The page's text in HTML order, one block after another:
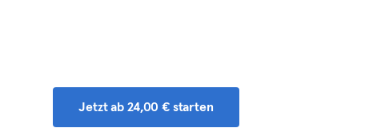
Jetzt ab 24,00 € starten